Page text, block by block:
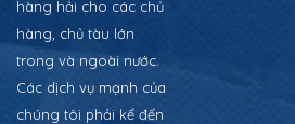
hàng hải cho các chủ
hàng, chủ tàu lớn
trong và ngoài nước.
Các dịch vụ mạnh của
chúng tôi phải kể đến